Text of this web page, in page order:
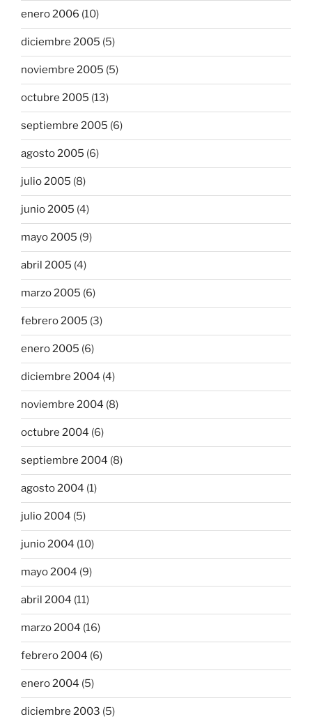
enero 2006 (10)
diciembre 2005 (5)
noviembre 2005 (5)
octubre 2005 (13)
septiembre 2005 (6)
agosto 2005 (6)
julio 2005 (8)
junio 2005 (4)
mayo 2005 (9)
abril 2005 (4)
marzo 2005 (6)
febrero 2005 (3)
enero 2005 (6)
diciembre 2004 (4)
noviembre 2004 (8)
octubre 2004 (6)
septiembre 2004 (8)
agosto 2004 (1)
julio 2004 (5)
junio 2004 (10)
mayo 2004 (9)
abril 2004 (11)
marzo 2004 (16)
febrero 2004 (6)
enero 2004 (5)
diciembre 2003 (5)